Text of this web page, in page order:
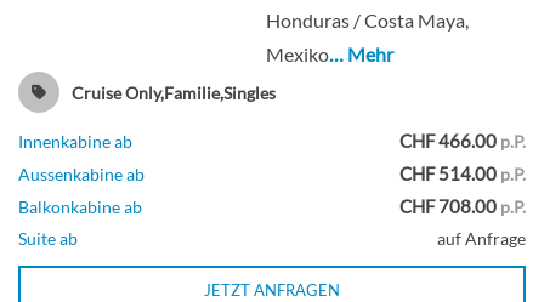
Honduras / Costa Maya,
Mexiko… Mehr
Cruise Only,Familie,Singles
Innenkabine ab CHF 466.00 p.P.
Aussenkabine ab
CHF 514.00 p.P.
Balkonkabine ab
CHF 708.00 p.P.
Suite ab
auf Anfrage
JETZT ANFRAGEN